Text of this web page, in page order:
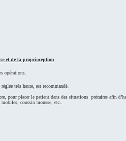
et de la proprioception
opérations.
très haute, est recommandé.
pour placer le patient dans des situations précaires afin
coussin mousse, etc..